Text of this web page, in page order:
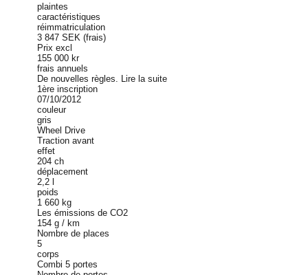
plaintes
caractéristiques
réimmatriculation
3 847 SEK (frais)
Prix excl
155 000 kr
frais annuels
De nouvelles règles. Lire la suite
1ère inscription
07/10/2012
couleur
gris
Wheel Drive
Traction avant
effet
204 ch
déplacement
2,2 l
poids
1 660 kg
Les émissions de CO2
154 g / km
Nombre de places
5
corps
Combi 5 portes